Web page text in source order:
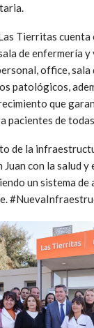
Tierritas cuenta
de enfermería y
office, sala
patológicos,
que
pacientes de todas
de la
Juan con la salud y
un sistema de